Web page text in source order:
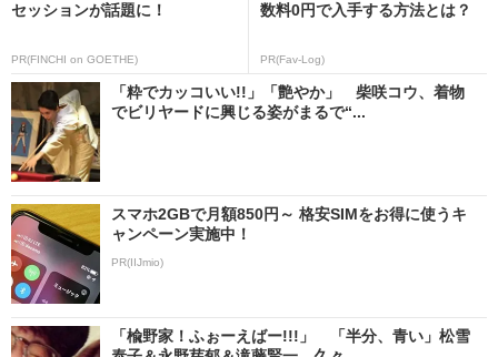
セッションが話題に！
PR(FINCHI on GOETHE)
数料0円で入手する方法とは？
PR(Fav-Log)
「粋でカッコいい!!」「艶やか」 柴咲コウ、着物
でビリヤードに興じる姿がまるで“...
スマホ2GBで月額850円～ 格安SIMをお得に使うキ
ャンペーン実施中！
PR(IIJmio)
「楡野家！ふぉーえばー!!!」 「半分、青い」松雪